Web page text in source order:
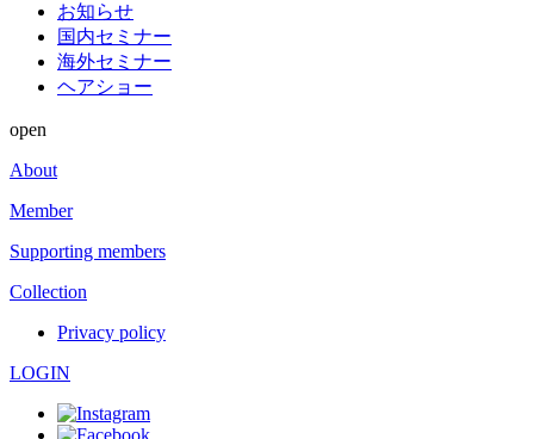
お知らせ
国内セミナー
海外セミナー
ヘアショー
open
About
Member
Supporting members
Collection
Privacy policy
LOGIN